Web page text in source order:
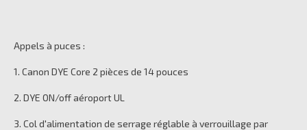
Appels à puces :
1. Canon DYE Core 2 pièces de 14 pouces
2. DYE ON/off aéroport UL
3. Col d'alimentation de serrage réglable à verrouillage par